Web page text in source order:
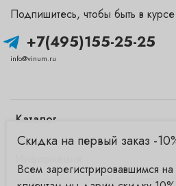
Каталог
+7(495)155-25-25
info@vinum.ru
Подпишитесь, чтобы быть в
Скидка на первый заказ -
Всем зарегистрировавшимся